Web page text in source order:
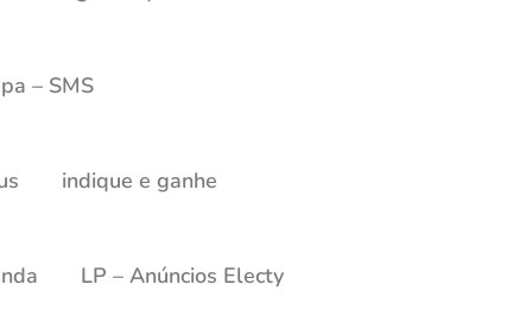
– SMS
indique e ganhe
LP – Anúncios Electy